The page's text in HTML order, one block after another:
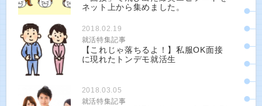
ネット上から集めました。
2018.02.19
就活特集記事
【これじゃ落ちるよ！】私服OK面接
に現れたトンデモ就活生
2018.03.05
就活特集記事